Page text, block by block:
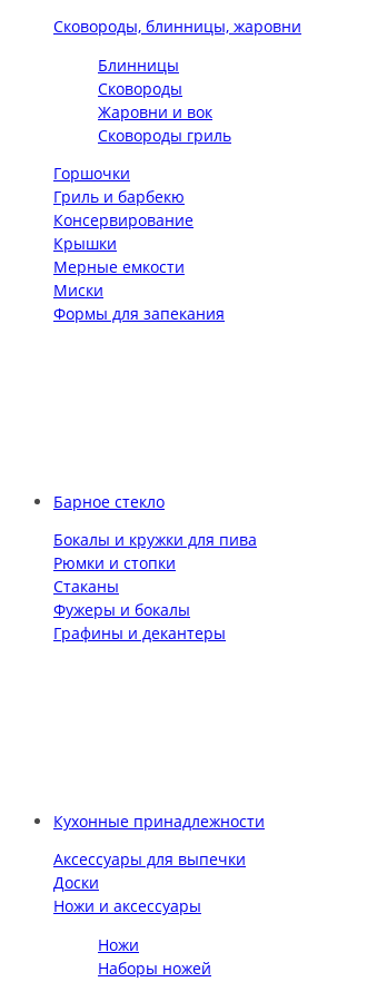
Сковороды, блинницы, жаровни
Блинницы
Сковороды
Жаровни и вок
Сковороды гриль
Горшочки
Гриль и барбекю
Консервирование
Крышки
Мерные емкости
Миски
Формы для запекания
Барное стекло
Бокалы и кружки для пива
Рюмки и стопки
Стаканы
Фужеры и бокалы
Графины и декантеры
Кухонные принадлежности
Аксессуары для выпечки
Доски
Ножи и аксессуары
Ножи
Наборы ножей